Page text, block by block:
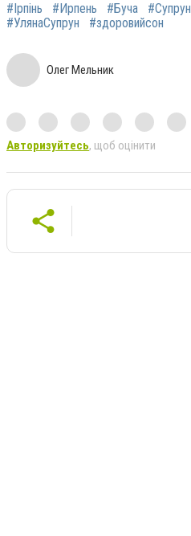
#Ірпінь #Ирпень #Буча #Супрун
#УлянаСупрун
#здоровийсон
Олег Мельник
Авторизуйтесь, щоб оцінити